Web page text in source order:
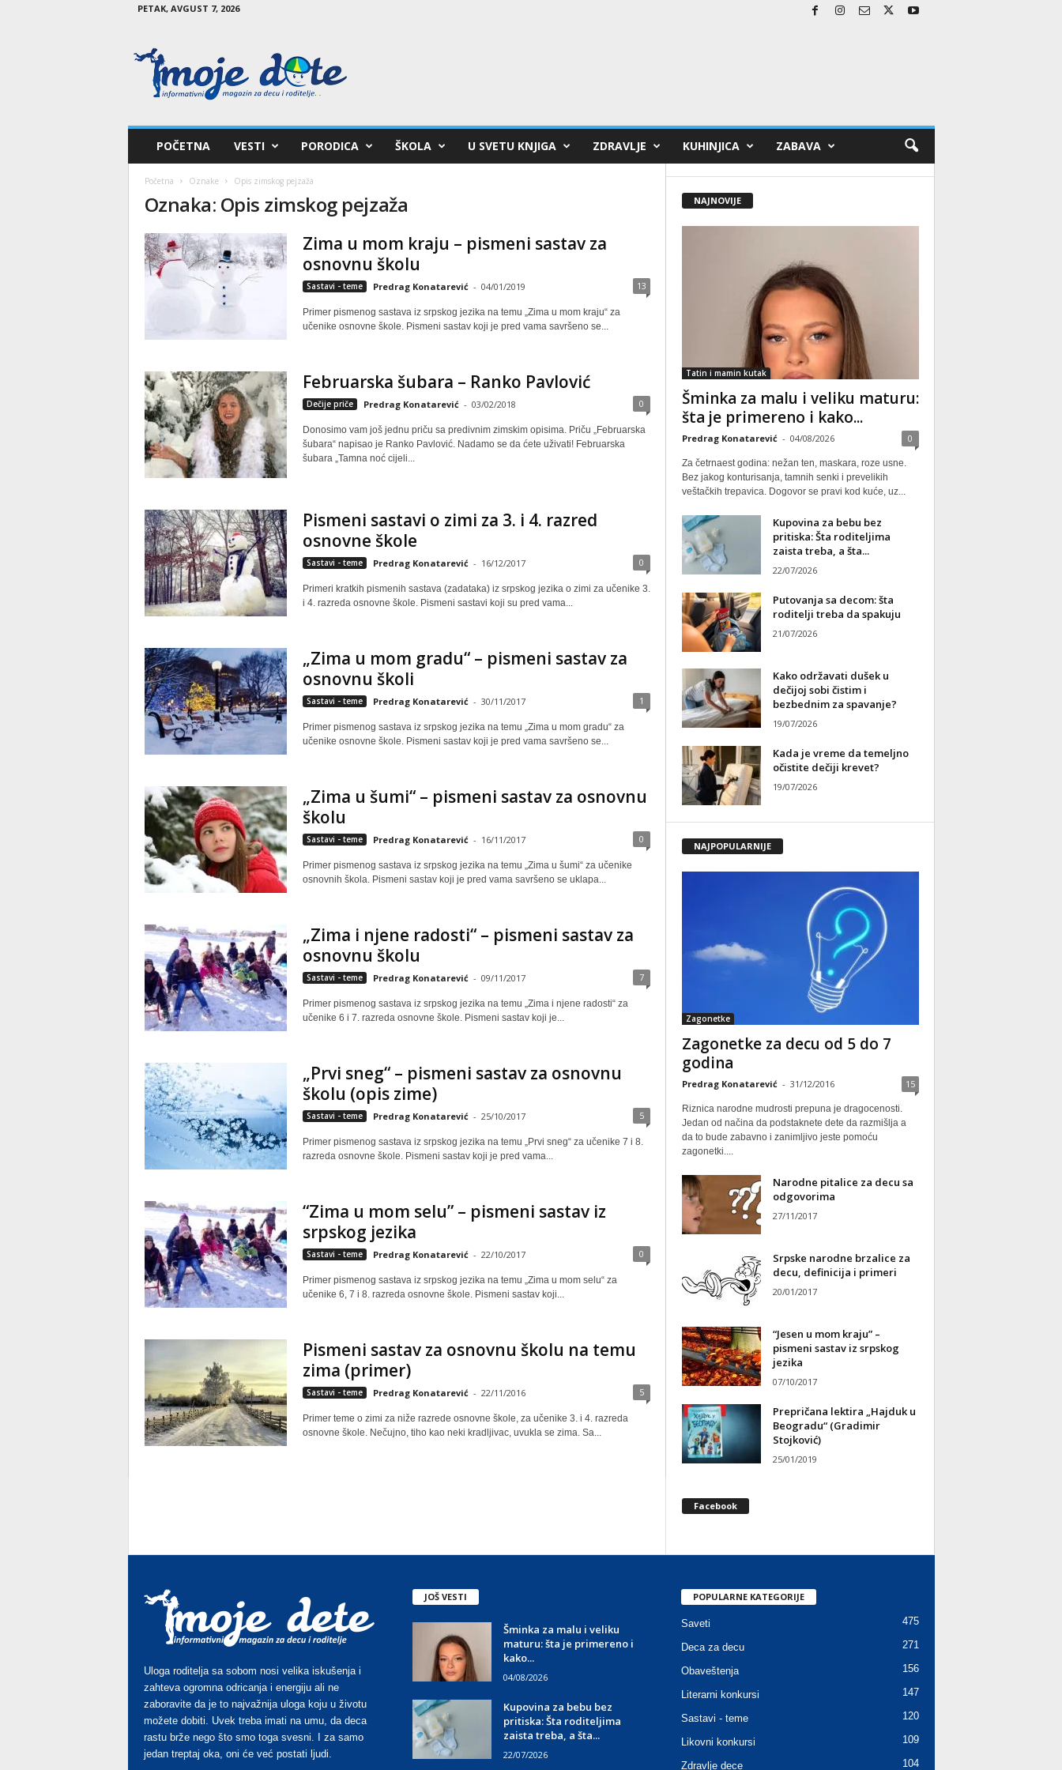
PETAK, AVGUST 7, 2026
o
POČETNA VESTI PORODICA ŠKOLA U SVETU KNJIGA ZDRAVLJE KUHINJICA ZABAVA
Početna Oznake Opis zimskog pejzaža
Oznaka: Opis zimskog pejzaža
Zima u mom kraju – pismeni sastav za
osnovnu školu
Sastavi - teme Predrag Konatarević - 04/01/2019 13
Primer pismenog sastava iz srpskog jezika na temu „Zima u mom kraju“ za
učenike osnovne škole. Pismeni sastav koji je pred vama savršeno se...
Februarska šubara – Ranko Pavlović
Dečije priče Predrag Konatarević - 03/02/2018 0
Donosimo vam još jednu priču sa predivnim zimskim opisima. Priču „Februarska
šubara“ napisao je Ranko Pavlović. Nadamo se da ćete uživati! Februarska
šubara „Tamna noć cijeli...
Pismeni sastavi o zimi za 3. i 4. razred
osnovne škole
Sastavi - teme Predrag Konatarević - 16/12/2017 0
Primeri kratkih pismenih sastava (zadataka) iz srpskog jezika o zimi za učenike 3.
i 4. razreda osnovne škole. Pismeni sastavi koji su pred vama...
„Zima u mom gradu“ – pismeni sastav za
osnovnu školi
Sastavi - teme Predrag Konatarević - 30/11/2017 1
Primer pismenog sastava iz srpskog jezika na temu „Zima u mom gradu“ za
učenike osnovne škole. Pismeni sastav koji je pred vama savršeno se...
„Zima u šumi“ – pismeni sastav za osnovnu
školu
Sastavi - teme Predrag Konatarević - 16/11/2017 0
Primer pismenog sastava iz srpskog jezika na temu „Zima u šumi“ za učenike
osnovnih škola. Pismeni sastav koji je pred vama savršeno se uklapa...
„Zima i njene radosti“ – pismeni sastav za
osnovnu školu
Sastavi - teme Predrag Konatarević - 09/11/2017 7
Primer pismenog sastava iz srpskog jezika na temu „Zima i njene radosti“ za
učenike 6 i 7. razreda osnovne škole. Pismeni sastav koji je...
„Prvi sneg“ – pismeni sastav za osnovnu
školu (opis zime)
Sastavi - teme Predrag Konatarević - 25/10/2017 5
Primer pismenog sastava iz srpskog jezika na temu „Prvi sneg“ za učenike 7 i 8.
razreda osnovne škole. Pismeni sastav koji je pred vama...
“Zima u mom selu” – pismeni sastav iz
srpskog jezika
Sastavi - teme Predrag Konatarević - 22/10/2017 0
Primer pismenog sastava iz srpskog jezika na temu „Zima u mom selu“ za
učenike 6, 7 i 8. razreda osnovne škole. Pismeni sastav koji...
Pismeni sastav za osnovnu školu na temu
zima (primer)
Sastavi - teme Predrag Konatarević - 22/11/2016 5
Primer teme o zimi za niže razrede osnovne škole, za učenike 3. i 4. razreda
osnovne škole. Nečujno, tiho kao neki kradljivac, uvukla se zima. Sa...
NAJNOVIJE
Tatin i mamin kutak
Šminka za malu i veliku maturu:
šta je primereno i kako...
Predrag Konatarević - 04/08/2026 0
Za četrnaest godina: nežan ten, maskara, roze usne.
Bez jakog konturisanja, tamnih senki i prevelikih
veštačkih trepavica. Dogovor se pravi kod kuće, uz...
Kupovina za bebu bez
pritiska: Šta roditeljima
zaista treba, a šta...
22/07/2026
Putovanja sa decom: šta
roditelji treba da spakuju
21/07/2026
Kako održavati dušek u
dečijoj sobi čistim i
bezbednim za spavanje?
19/07/2026
Kada je vreme da temeljno
očistite dečiji krevet?
19/07/2026
NAJPOPULARNIJE
Zagonetke
Zagonetke za decu od 5 do 7
godina
Predrag Konatarević - 31/12/2016 15
Riznica narodne mudrosti prepuna je dragocenosti.
Jedan od načina da podstaknete dete da razmišlja a
da to bude zabavno i zanimljivo jeste pomoću
zagonetki....
Narodne pitalice za decu sa
odgovorima
27/11/2017
Srpske narodne brzalice za
decu, definicija i primeri
20/01/2017
“Jesen u mom kraju” –
pismeni sastav iz srpskog
jezika
07/10/2017
Prepričana lektira „Hajduk u
Beogradu“ (Gradimir
Stojković)
25/01/2019
Facebook
Uloga roditelja sa sobom nosi velika iskušenja i
zahteva ogromna odricanja i energiju ali ne
zaboravite da je to najvažnija uloga koju u životu
možete dobiti. Uvek treba imati na umu, da deca
rastu brže nego što smo toga svesni. I za samo
jedan treptaj oka, oni će već postati ljudi.
JOŠ VESTI
Šminka za malu i veliku
maturu: šta je primereno i
kako...
04/08/2026
Kupovina za bebu bez
pritiska: Šta roditeljima
zaista treba, a šta...
22/07/2026
POPULARNE KATEGORIJE
Saveti 475
Deca za decu 271
Obaveštenja 156
Literarni konkursi 147
Sastavi - teme 120
Likovni konkursi 109
Zdravlje dece 104